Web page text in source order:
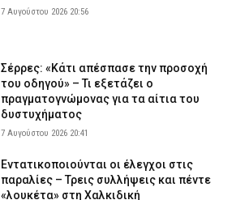
7 Αυγούστου 2026 20:56
Σέρρες: «Κάτι απέσπασε την προσοχή
του οδηγού» – Τι εξετάζει ο
πραγματογνώμονας για τα αίτια του
δυστυχήματος
7 Αυγούστου 2026 20:41
Εντατικοποιούνται οι έλεγχοι στις
παραλίες – Τρεις συλλήψεις και πέντε
«λουκέτα» στη Χαλκιδική